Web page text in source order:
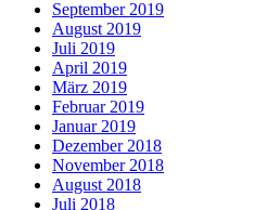
September 2019
August 2019
Juli 2019
April 2019
März 2019
Februar 2019
Januar 2019
Dezember 2018
November 2018
August 2018
Juli 2018